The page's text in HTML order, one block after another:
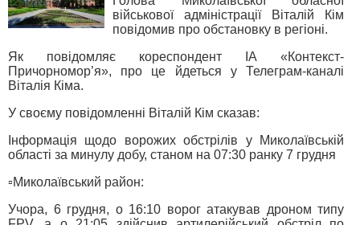
військової адміністрації Віталій Кім
повідомив про обстановку в регіоні.
Як повідомляє кореспондент ІА «Контекст-
Причорномор’я», про це йдеться у Телеграм-каналі
Віталія Кіма.
У своєму повідомленні Віталій Кім сказав:
Інформація щодо ворожих обстрілів у Миколаївській
області за минулу добу, станом на 07:30 ранку 7 грудня
▫️Миколаївський район:
Учора, 6 грудня, о 16:10 ворог атакував дроном типу